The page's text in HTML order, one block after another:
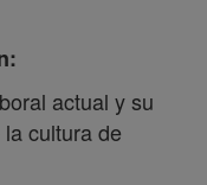
actual y su
cultura de